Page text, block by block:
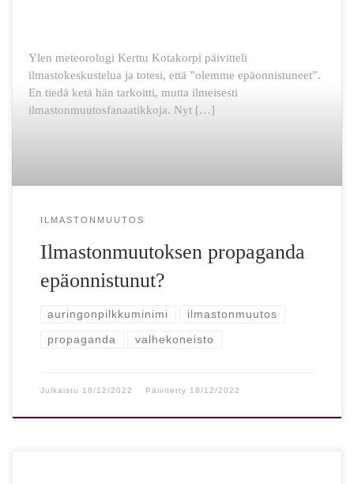
Ylen meteorologi Kerttu Kotakorpi päivitteli
ilmastokeskustelua ja totesi, että ”olemme epäonnistuneet”.
En tiedä ketä hän tarkoitti, mutta ilmeisesti
ilmastonmuutosfanaatikkoja. Nyt […]
ILMASTONMUUTOS
Ilmastonmuutoksen propaganda
epäonnistunut?
auringonpilkkuminimi ilmastonmuutos
propaganda valhekoneisto
Julkaistu 18/12/2022 Päivitetty 18/12/2022